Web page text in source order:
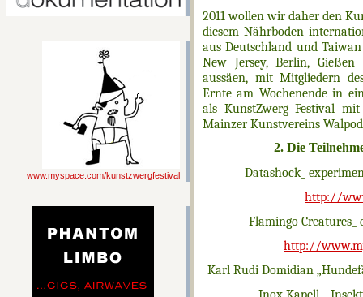
www.myspace.com/kunstzwergfestival
2011 wollen wir daher den
diesem Nährboden
aus Deutschland und
New Jersey, Berlin,
aussäen, mit Mitgliedern
Ernte am Wochenende in
als KunstZwerg Festival
Mainzer Kunstvereins
2. Die
Datashock_
http://
Flamingo
http://
Karl Rudi Domidian